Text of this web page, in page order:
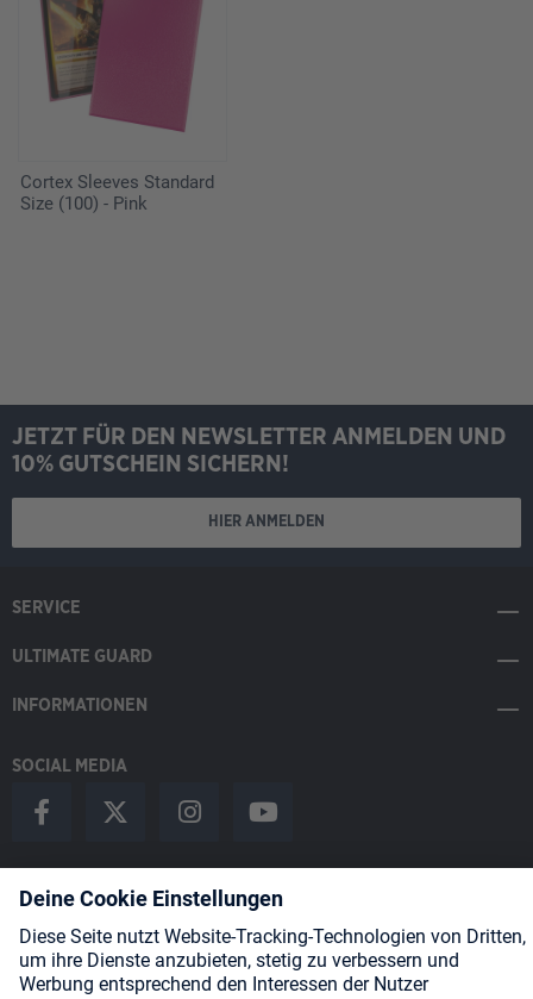
Cortex Sleeves Standard
Size (100) - Pink
JETZT FÜR DEN NEWSLETTER ANMELDEN UND
10% GUTSCHEIN SICHERN!
HIER ANMELDEN
SERVICE
ULTIMATE GUARD
INFORMATIONEN
SOCIAL MEDIA
Shipping